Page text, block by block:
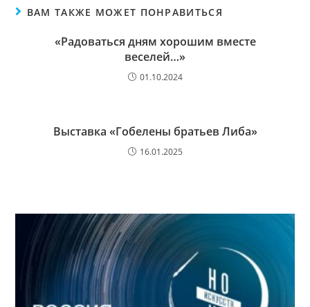
ВАМ ТАКЖЕ МОЖЕТ ПОНРАВИТЬСЯ
«Радоваться дням хорошим вместе
веселей…»
01.10.2024
Выставка «Гобелены братьев Либа»
16.01.2025